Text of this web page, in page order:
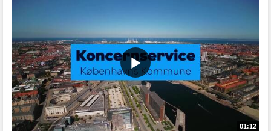
01:12